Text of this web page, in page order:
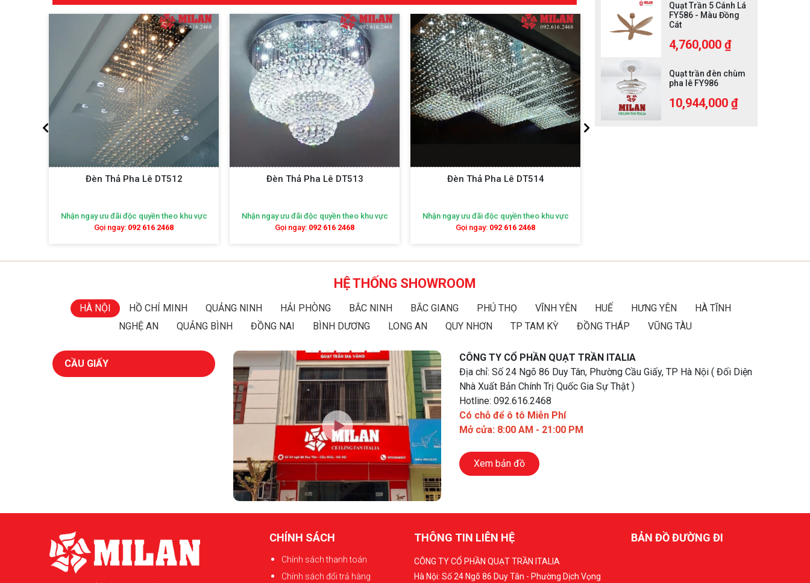
Đèn Thả Pha Lê DT512
Nhận ngay ưu đãi độc quyền theo khu vực
Gọi ngay: 092 616 2468
Đèn Thả Pha Lê DT513
Nhận ngay ưu đãi độc quyền theo khu vực
Gọi ngay: 092 616 2468
Đèn Thả Pha Lê DT514
Nhận ngay ưu đãi độc quyền theo khu vực
Gọi ngay: 092 616 2468
Quạt Trần 5 Cánh Lá
FY586 - Màu Đồng
Cát
4,760,000 ₫
Quạt trần đèn chùm
pha lê FY986
10,944,000 ₫
HỆ THỐNG SHOWROOM
HÀ NỘI HỒ CHÍ MINH QUẢNG NINH HẢI PHÒNG BẮC NINH BẮC GIANG PHÚ THỌ VĨNH YÊN HUẾ HƯNG YÊN
HÀ TĨNH
NGHỆ AN
QUẢNG BÌNH ĐỒNG NAI BÌNH DƯƠNG LONG AN QUY NHƠN TP TAM KỲ ĐỒNG THÁP VŨNG TÀU
CẦU GIẤY
CÔNG TY CỔ PHẦN QUẠT TRẦN ITALIA
Địa chỉ: Số 24 Ngõ 86 Duy Tân, Phường Cầu Giấy, TP Hà Nội ( Đối Diện
Nhà Xuất Bản Chính Trị Quốc Gia Sự Thật )
Hotline: 092.616.2468
Có chỗ để ô tô Miễn Phí
Mở cửa: 8:00 AM - 21:00 PM
Xem bản đồ
CHÍNH SÁCH
Chính sách thanh toán
Chính sách đổi trả hàng
THÔNG TIN LIÊN HỆ
CÔNG TY CỔ PHẦN QUẠT TRẦN ITALIA
Hà Nội: Số 24 Ngõ 86 Duy Tân - Phường Dịch Vọng
BẢN ĐỒ ĐƯỜNG ĐI